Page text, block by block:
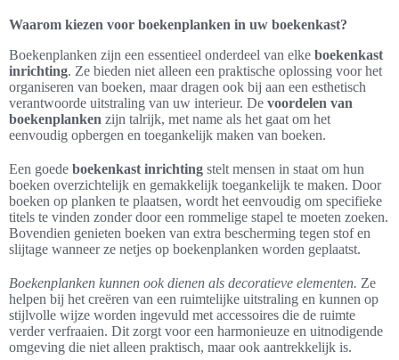
Waarom kiezen voor boekenplanken in uw boekenkast?
Boekenplanken zijn een essentieel onderdeel van elke boekenkast
inrichting. Ze bieden niet alleen een praktische oplossing voor het
organiseren van boeken, maar dragen ook bij aan een esthetisch
verantwoorde uitstraling van uw interieur. De voordelen van
boekenplanken zijn talrijk, met name als het gaat om het
eenvoudig opbergen en toegankelijk maken van boeken.
Een goede boekenkast inrichting stelt mensen in staat om hun
boeken overzichtelijk en gemakkelijk toegankelijk te maken. Door
boeken op planken te plaatsen, wordt het eenvoudig om specifieke
titels te vinden zonder door een rommelige stapel te moeten zoeken.
Bovendien genieten boeken van extra bescherming tegen stof en
slijtage wanneer ze netjes op boekenplanken worden geplaatst.
Boekenplanken kunnen ook dienen als decoratieve elementen. Ze
helpen bij het creëren van een ruimtelijke uitstraling en kunnen op
stijlvolle wijze worden ingevuld met accessoires die de ruimte
verder verfraaien. Dit zorgt voor een harmonieuze en uitnodigende
omgeving die niet alleen praktisch, maar ook aantrekkelijk is.